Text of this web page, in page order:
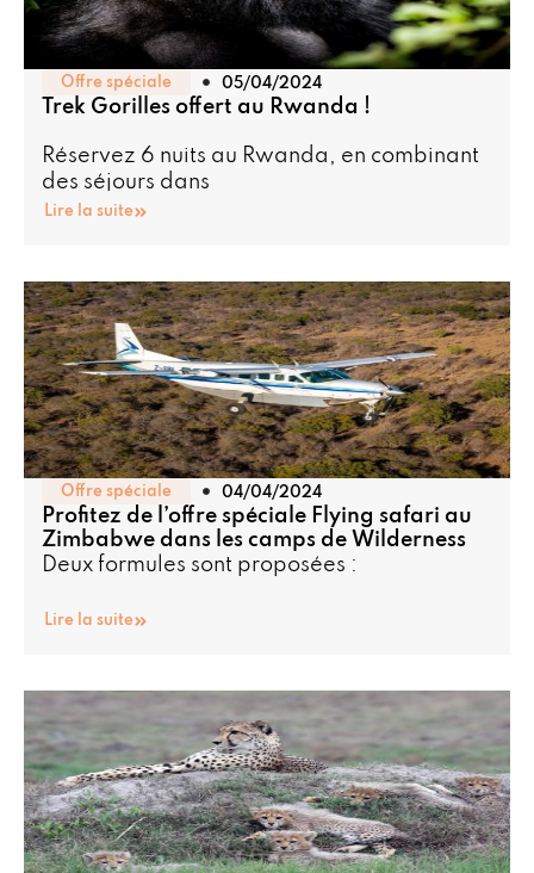
Offre spéciale 05/04/2024
Trek Gorilles offert au Rwanda !
Réservez 6 nuits au Rwanda, en combinant
des séjours dans
Lire la suite
Offre spéciale 04/04/2024
Profitez de l’offre spéciale Flying safari au
Zimbabwe dans les camps de Wilderness
Deux formules sont proposées :
Lire la suite